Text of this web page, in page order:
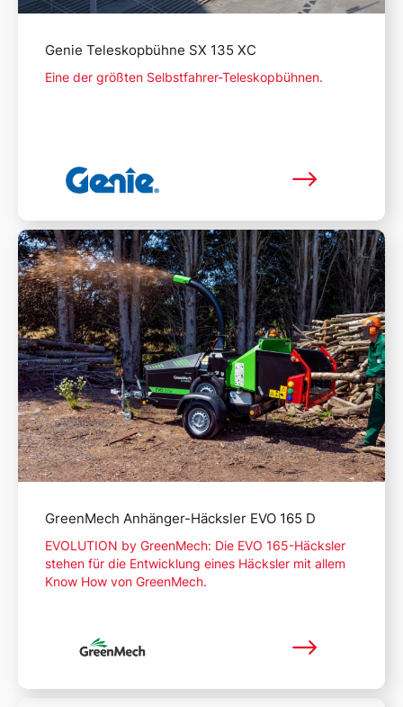
Genie Teleskopbühne SX 135 XC
Eine der größten Selbstfahrer-Teleskopbühnen.
GreenMech Anhänger-Häcksler EVO 165 D
EVOLUTION by GreenMech: Die EVO 165-Häcksler
stehen für die Entwicklung eines Häcksler mit allem
Know How von GreenMech.
Mehr lesen